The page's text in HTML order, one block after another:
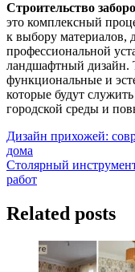
Строительство
это комплексный
к выбору материалов,
профессиональной
ландшафтный дизайн.
функциональные и
которые будут
городской среды и
Навигация
по
записям
Дизайн прихожей:
дома
Столярный
работ
Related posts